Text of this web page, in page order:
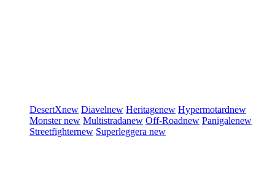
DesertXnew Diavelnew Heritagenew Hypermotardnew
Monsternew Multistradanew Off-Roadnew Panigalenew
Streetfighternew Superleggera new